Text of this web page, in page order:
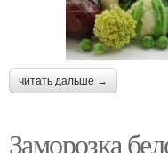
читать дальше →
Заморозка